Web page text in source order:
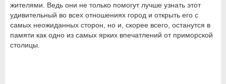
жителями. Ведь они не только помогут лучше узнать этот
удивительный во всех отношениях город и открыть его с
самых неожиданных сторон, но и, скорее всего, останутся в
памяти как одно из самых ярких впечатлений от приморской
столицы.